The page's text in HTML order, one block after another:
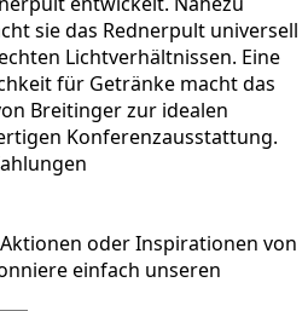
sie das Rednerpult universell
Lichtverhältnissen. Eine
für Getränke macht das
Breitinger zur idealen
Konferenzausstattung.
oder Inspirationen von
einfach unseren